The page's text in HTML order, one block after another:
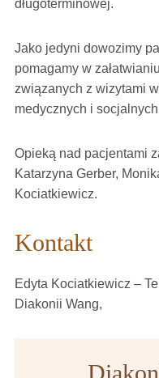
długoterminowej.
Jako jedyni dowozimy
pomagamy w
związanych z wizytami
medycznych i
Opieką nad pacjentami
Katarzyna Gerber,
Kociatkiewicz.
Kontakt
Edyta Kociatkiewicz –
Diakonii Wang,